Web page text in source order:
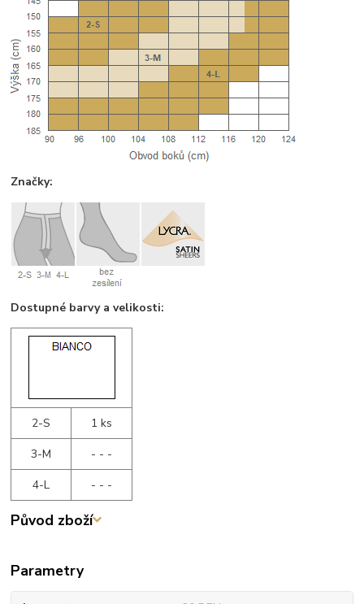
Značky:
Dostupné barvy a velikosti:
2-S
1 ks
3-M
- - -
4-L
- - -
Původ zboží
Parametry